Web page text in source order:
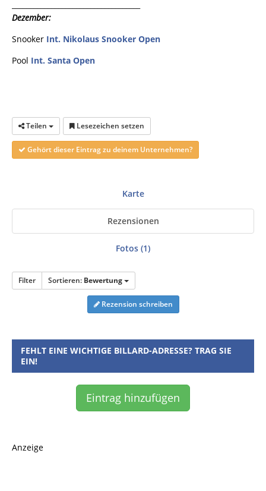
Dezember:
Snooker Int. Nikolaus Snooker Open
Pool Int. Santa Open
Teilen Lesezeichen setzen
Gehört dieser Eintrag zu deinem Unternehmen?
Karte
Rezensionen
Fotos (1)
Filter Sortieren: Bewertung
Rezension schreiben
FEHLT EINE WICHTIGE BILLARD-ADRESSE? TRAG SIE
EIN!
Eintrag hinzufügen
Anzeige